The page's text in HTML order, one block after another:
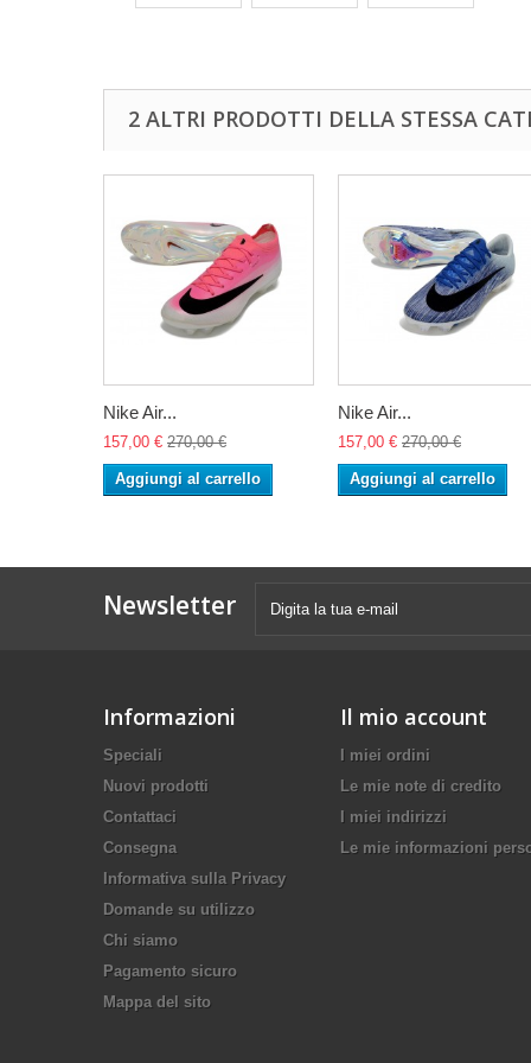
2 ALTRI PRODOTTI DELLA STESSA
Nike Air...
157,00 € 270,00 €
Aggiungi al carrello
Nike Air...
157,00 € 270,00 €
Aggiungi al carrello
Newsletter
Informazioni
Speciali
Nuovi prodotti
Contattaci
Consegna
Informativa sulla Privacy
Domande su utilizzo
Chi siamo
Pagamento sicuro
Mappa del sito
Il mio account
I miei ordini
Le mie note di credito
I miei indirizzi
Le mie informazioni